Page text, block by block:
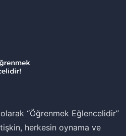
‘‘Öğrenmek Eğlencelidir’’
herkesin oynama ve